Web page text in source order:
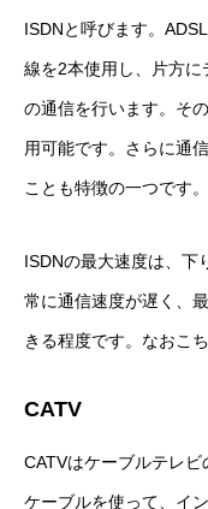
ISDNと呼びます。
線を2本使用し、片方に
の通信を行います。そ
用可能です。さらに通
ことも特徴の一つです。
ISDNの最大速度は、下
常に通信速度が遅く、
きる程度です。なおこ
CATV
CATVはケーブルテレ
ケーブルを使って、イ